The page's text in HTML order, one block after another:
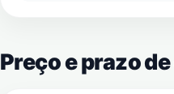
Preço e prazo